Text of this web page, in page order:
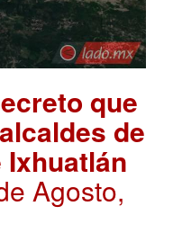
que
de
Ixhuatlán
Agosto,